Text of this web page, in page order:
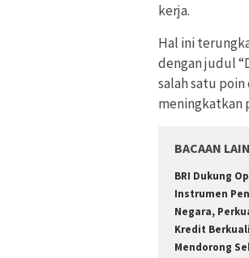
kerja.
Hal ini
dengan judul
salah satu
meningkatkan
BACAAN
BRI Dukung
Instrumen
Negara,
Kredit
Mendorong